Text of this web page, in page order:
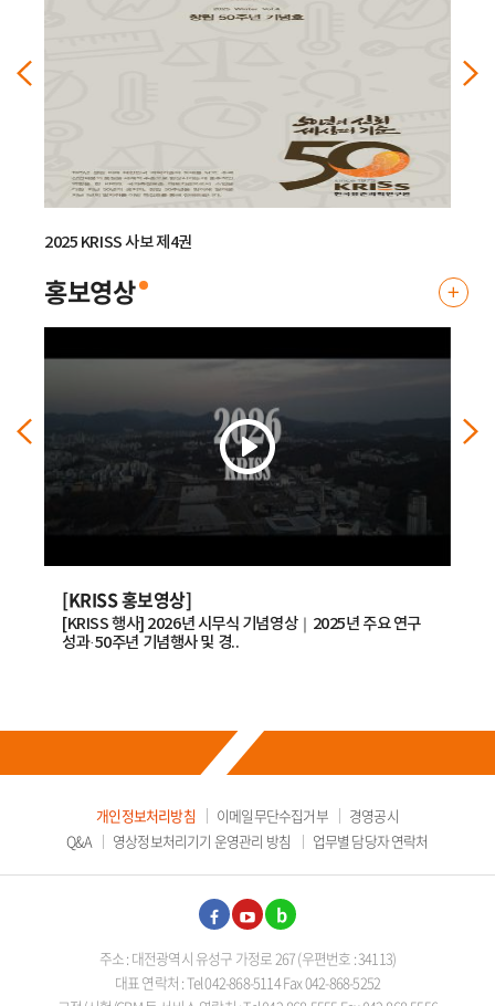
표준연, 국산 반도체 공정용 가스 ‘품질평가 체계’ 구축
표준연, 국산 반도체 공정용 가스 ‘품질평가 체계’ 구축 -반도체 고순도 가스 15
종 순도분석기술 및 시험절차 확립, 인증표준물질 6종 개발- ..
표준연, 국내 양자기업 美 현지 진출 돕는다
표준연, 국내 양자기업 美 현지 진출 돕는다 -페어팩스 카운티 경제개발청
더
보
2025 KRISS 사보 제4권
홍보영상
홍
더
보
[KRISS 홍보영상]
[KRISS 행사] 2026년 시무식 기념영상｜2025년 주요 연구
성과·50주년 기념행사 및 경..
개인정보처리방침 이메일무단수집거부
경영공시
Q&A
영상정보처리기기 운영관리 방침 업무별 담당자 연락처
스북
브
그
주소 : 대전광역시 유성구 가정로 267 (우편번호 : 34113)
대표 연락처 : Tel 042-868-5114 Fax 042-868-5252